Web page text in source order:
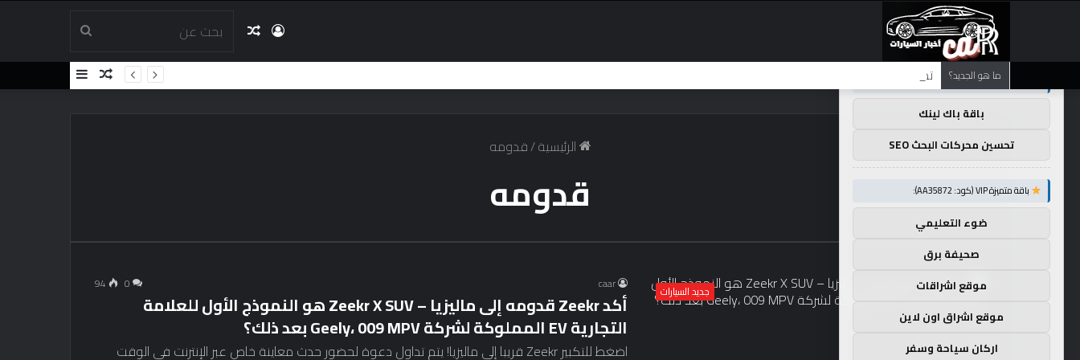
بحث
عن
مقال
عشوائي
تسجيل
الدخول
ما هو الجديد؟ تضع شركة BMW منافستها من الفئة G في حالة انتظار مع وصول الرياح المعاكسة في الصين إلى موطنها
إضافةمقال
الرئيسية/قدومه
قدومه
جديد السيارات caar
0
94
أكد Zeekr قدومه إلى ماليزيا – Zeekr X SUV هو النموذج الأول للعلامة
التجارية EV المملوكة لشركة Geely، 009 MPV بعد ذلك؟
اضغط للتكبير Zeekr قريبا إلى ماليزيا! يتم تداول دعوة لحضور حدث معاينة خاص عبر الإنترنت في الوقت
توصيات :
باقة متميزة VIP (كود: AA11138):
باقة باك لينك
تحسين محركات البحث SEO
باقة متميزة VIP (كود: AA35872):
ضوء التعليمي
صحيفة برق
موقع اشراقات
موقع اشراق اون لاين
اركان سياحة وسفر